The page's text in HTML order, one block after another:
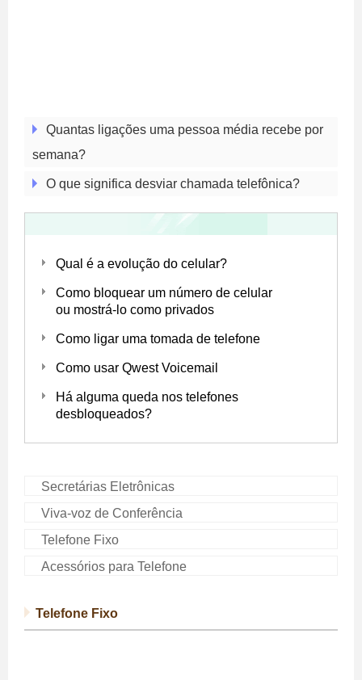
Quantas ligações uma pessoa média recebe por
semana?
O que significa desviar chamada telefônica?
Qual é a evolução do celular?
Como bloquear um número de celular
ou mostrá-lo como privados
Como ligar uma tomada de telefone
Como usar Qwest Voicemail
Há alguma queda nos telefones
desbloqueados?
Secretárias Eletrônicas
Viva-voz de Conferência
Telefone Fixo
Acessórios para Telefone
Telefone Fixo